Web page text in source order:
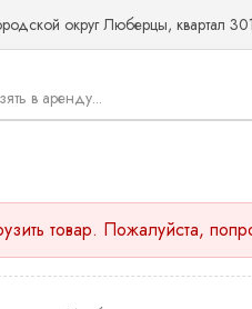
округ Люберцы, квартал
товар. Пожалуйста,